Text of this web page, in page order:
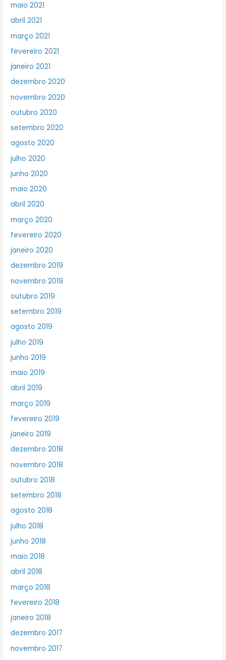
maio 2021
abril 2021
março 2021
fevereiro 2021
janeiro 2021
dezembro 2020
novembro 2020
outubro 2020
setembro 2020
agosto 2020
julho 2020
junho 2020
maio 2020
abril 2020
março 2020
fevereiro 2020
janeiro 2020
dezembro 2019
novembro 2019
outubro 2019
setembro 2019
agosto 2019
julho 2019
junho 2019
maio 2019
abril 2019
março 2019
fevereiro 2019
janeiro 2019
dezembro 2018
novembro 2018
outubro 2018
setembro 2018
agosto 2018
julho 2018
junho 2018
maio 2018
abril 2018
março 2018
fevereiro 2018
janeiro 2018
dezembro 2017
novembro 2017